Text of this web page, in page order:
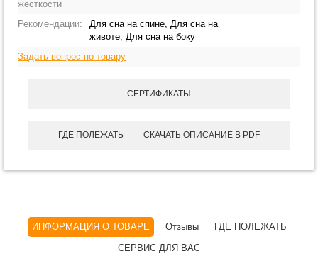
жесткости
Рекомендации:
Для сна на спине, Для сна на
животе, Для сна на боку
Задать вопрос по товару
СЕРТИФИКАТЫ
ГДЕ ПОЛЕЖАТЬ СКАЧАТЬ ОПИСАНИЕ В PDF
ИНФОРМАЦИЯ О ТОВАРЕ Отзывы
ГДЕ ПОЛЕЖАТЬ
СЕРВИС ДЛЯ ВАС